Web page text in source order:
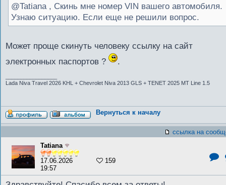
@Tatiana , Скинь мне номер VIN вашего автомобиля.
Узнаю ситуацию. Если еще не решили вопрос.
Может проще скинуть человеку ссылку на сайт
электронных паспортов ?
.
Lada Niva Travel 2026 KHL + Chevrolet Niva 2013 GLS + TENET 2025 MT Line 1.5
Вернуться к началу
ссылка на
Tatiana
17.06.2026
19:57
159